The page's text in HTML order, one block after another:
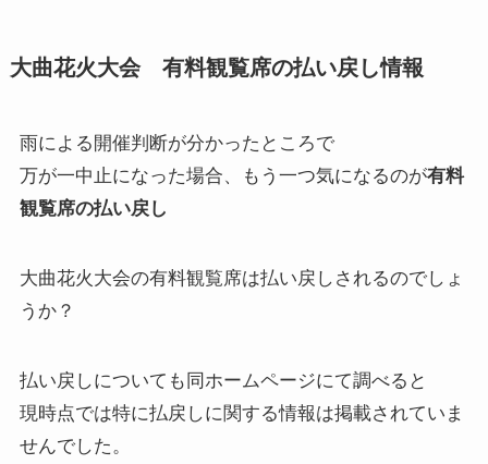
大曲花火大会 有料観覧席の払い戻し情報
雨による開催判断が分かったところで
万が一中止になった場合、もう一つ気になるのが有料
観覧席の払い戻し
大曲花火大会の有料観覧席は払い戻しされるのでしょ
うか？
払い戻しについても同ホームページにて調べると
現時点では特に払戻しに関する情報は掲載されていま
せんでした。